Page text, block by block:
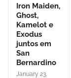
Iron Maiden,
Ghost,
Kamelot e
Exodus
juntos em
San
Bernardino
January 23,